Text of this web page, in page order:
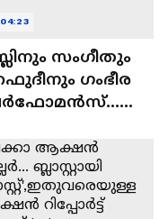
സംഗീതും
ഗംഭീര
| Mollywood
04:23